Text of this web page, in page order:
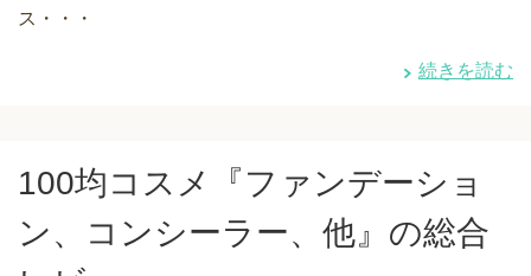
ス・・・
続きを読む
100均コスメ『ファンデーショ
ン、コンシーラー、他』の総合